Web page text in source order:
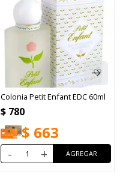
Colonia Petit Enfant EDC 60ml
$ 780
$ 663
- +